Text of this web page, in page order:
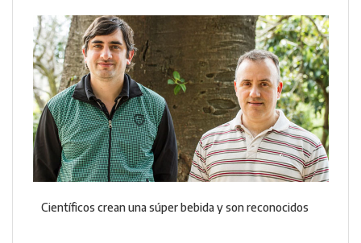
Científicos crean una súper bebida y son reconocidos